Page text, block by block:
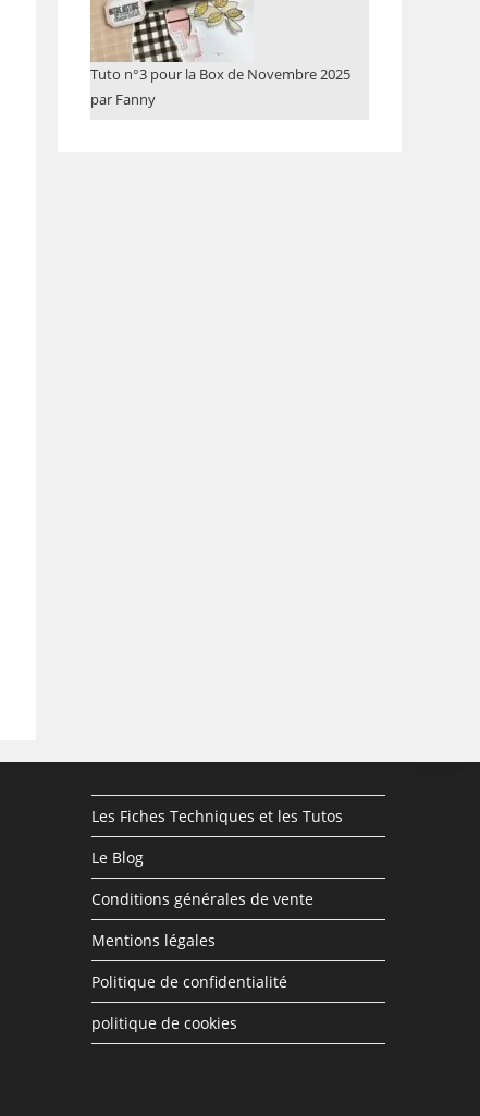
Tuto n°3 pour la Box de Novembre 2025
par Fanny
Les Fiches Techniques et les Tutos
Le Blog
Conditions générales de vente
Mentions légales
Politique de confidentialité
politique de cookies